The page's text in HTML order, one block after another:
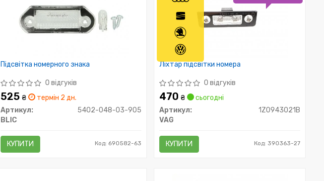
Підсвітка номерного знака
0 відгуків
525₴
термін 2 дн.
Артикул:
5402-048-03-905
BLIC
КУПИТИ Код: 690582-63
Ліхтар підсвітки номера
0 відгуків
470₴
сьогодні
Артикул:
1Z0943021B
VAG
КУПИТИ Код: 390363-27